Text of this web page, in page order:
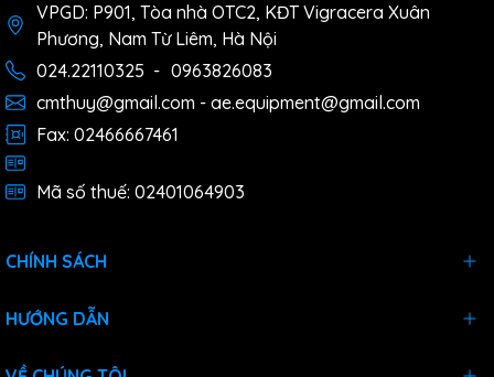
VPGD: P901, Tòa nhà OTC2, KĐT Vigracera Xuân
Phương, Nam Từ Liêm, Hà Nội
024.22110325 - 0963826083
cmthuy@gmail.com - ae.equipment@gmail.com
Fax: 02466667461
Mã số thuế: 02401064903
CHÍNH SÁCH
HƯỚNG DẪN